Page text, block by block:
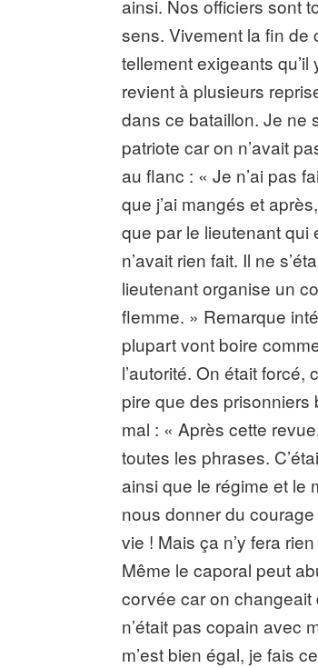
ainsi. Nos officiers sont
sens. Vivement la fin de
tellement exigeants
revient à plusieurs
dans ce bataillon. Je ne
patriote car on n’avait
au flanc : « Je n’ai pas
que j’ai mangés et
que par le lieutenant qui
n’avait rien fait. Il ne
lieutenant organise un
flemme. » Remarque
plupart vont boire
l’autorité. On était
pire que des prisonniers
mal : « Après cette
toutes les phrases.
ainsi que le régime et le
nous donner du
vie ! Mais ça n’y fera
Même le caporal peut
corvée car on
n’était pas copain avec
m’est bien égal, je fais